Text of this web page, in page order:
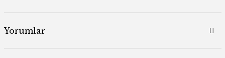
Yorumlar